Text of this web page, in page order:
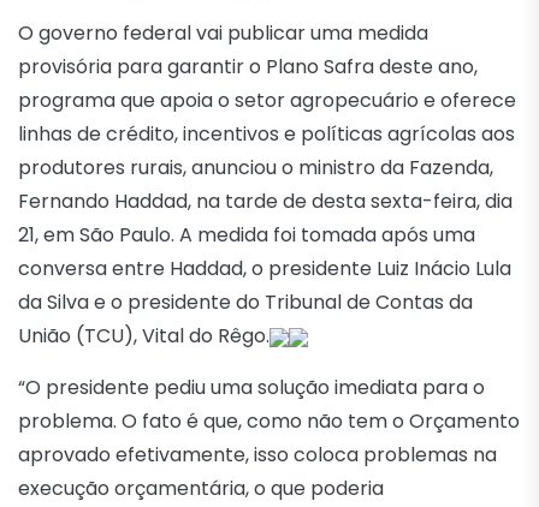
O governo federal vai publicar uma medida
provisória para garantir o Plano Safra deste ano,
programa que apoia o setor agropecuário e oferece
linhas de crédito, incentivos e políticas agrícolas aos
produtores rurais, anunciou o ministro da Fazenda,
Fernando Haddad, na tarde de desta sexta-feira, dia
21, em São Paulo. A medida foi tomada após uma
conversa entre Haddad, o presidente Luiz Inácio Lula
da Silva e o presidente do Tribunal de Contas da
União (TCU), Vital do Rêgo.
“O presidente pediu uma solução imediata para o
problema. O fato é que, como não tem o Orçamento
aprovado efetivamente, isso coloca problemas na
execução orçamentária, o que poderia